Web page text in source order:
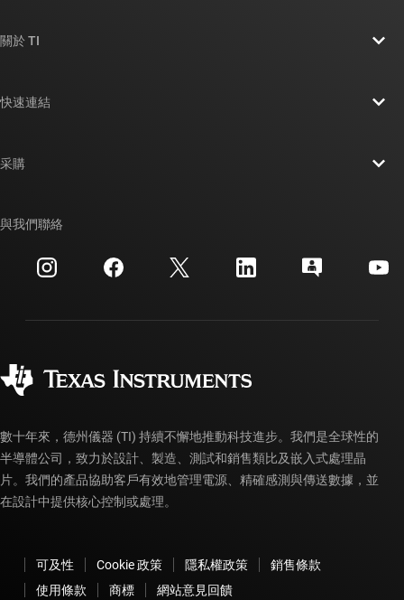
關於 TI
投資人關系
製造
快速連結
交互參考搜索
客戶支援中心
myTI 帳戶常見問題解答
采購
訂購 FAQ
與我們聯絡
數十年來，德州儀器 (TI) 持續不懈地推動科技進步。我們是全球性的
半導體公司，致力於設計、製造、測試和銷售類比及嵌入式處理晶
片。我們的產品協助客戶有效地管理電源、精確感測與傳送數據，並
在設計中提供核心控制或處理。
可及性 Cookie 政策 隱私權政策
銷售條款
使用條款
商標 網站意見回饋